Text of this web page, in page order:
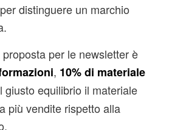
distinguere un marchio
per le newsletter è
, 10% di materiale
giusto equilibrio il materiale
più vendite rispetto alla